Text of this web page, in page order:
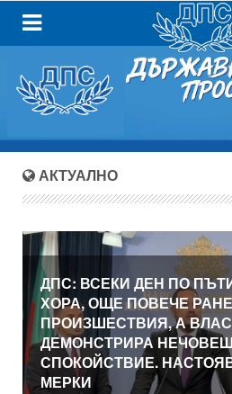
АКТУАЛНО
ДПС: ВСЕКИ ДЕН ПО
ХОРА, ОЩЕ ПОВЕЧЕ
ПРОИЗШЕСТВИЯ, А
ДЕМОНСТРИРА
СПОКОЙСТВИЕ.
МЕРКИ